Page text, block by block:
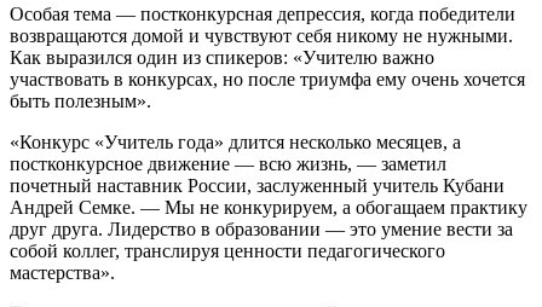
Особая тема — постконкурсная депрессия, когда победители
возвращаются домой и чувствуют себя никому не нужными.
Как выразился один из спикеров: «Учителю важно
участвовать в конкурсах, но после триумфа ему очень хочется
быть полезным».
«Конкурс «Учитель года» длится несколько месяцев, а
постконкурсное движение — всю жизнь, — заметил
почетный наставник России, заслуженный учитель Кубани
Андрей Семке. — Мы не конкурируем, а обогащаем практику
друг друга. Лидерство в образовании — это умение вести за
собой коллег, транслируя ценности педагогического
мастерства».